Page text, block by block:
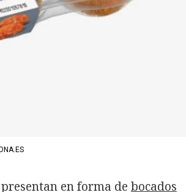
presentan en forma de bocados